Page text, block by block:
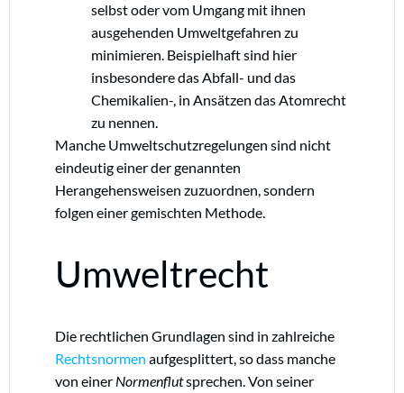
selbst oder vom Umgang mit ihnen
ausgehenden Umweltgefahren zu
minimieren. Beispielhaft sind hier
insbesondere das Abfall- und das
Chemikalien-, in Ansätzen das Atomrecht
zu nennen.
Manche Umweltschutzregelungen sind nicht
eindeutig einer der genannten
Herangehensweisen zuzuordnen, sondern
folgen einer gemischten Methode.
Umweltrecht
Die rechtlichen Grundlagen sind in zahlreiche
Rechtsnormen aufgesplittert, so dass manche
von einer Normenflutsprechen. Von seiner